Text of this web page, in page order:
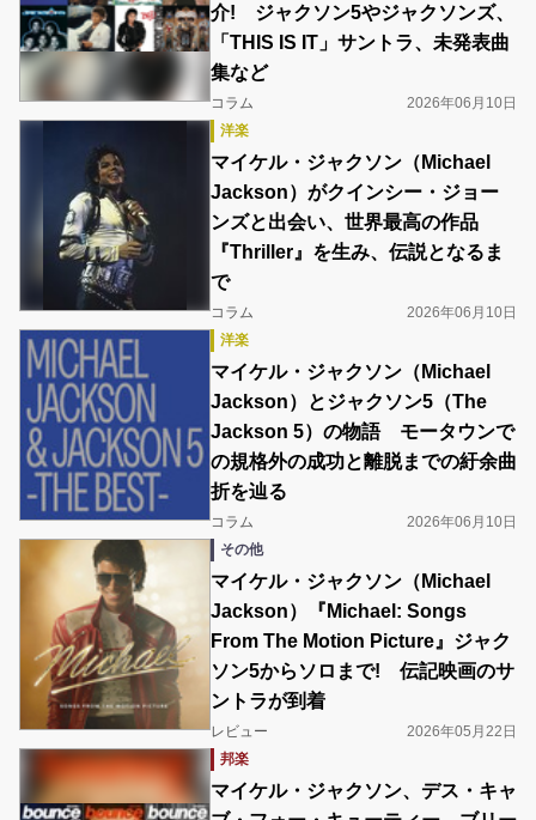
介! ジャクソン5やジャクソンズ、
「THIS IS IT」サントラ、未発表曲
集など
コラム
2026年06月10日
洋楽
マイケル・ジャクソン（Michael
Jackson）がクインシー・ジョー
ンズと出会い、世界最高の作品
『Thriller』を生み、伝説となるま
で
コラム
2026年06月10日
洋楽
マイケル・ジャクソン（Michael
Jackson）とジャクソン5（The
Jackson 5）の物語 モータウンで
の規格外の成功と離脱までの紆余曲
折を辿る
コラム
2026年06月10日
その他
マイケル・ジャクソン（Michael
Jackson）『Michael: Songs
From The Motion Picture』ジャク
ソン5からソロまで! 伝記映画のサ
ントラが到着
レビュー
2026年05月22日
邦楽
マイケル・ジャクソン、デス・キャ